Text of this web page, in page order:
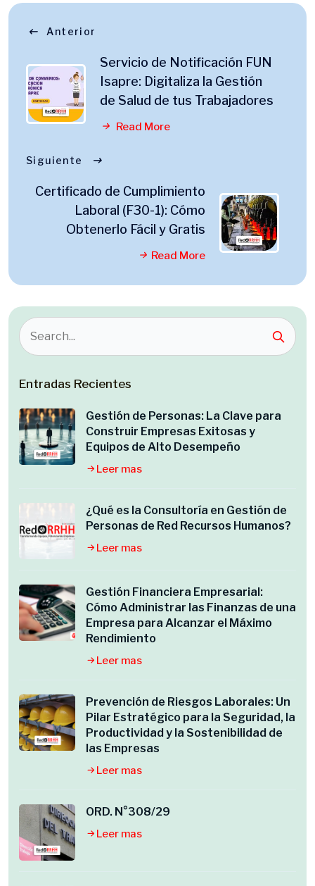
Anterior
Servicio de Notificación FUN
Isapre: Digitaliza la Gestión
de Salud de tus Trabajadores
Read More
Siguiente
Certificado de Cumplimiento
Laboral (F30-1): Cómo
Obtenerlo Fácil y Gratis
Read More
Entradas Recientes
Gestión de Personas: La Clave para
Construir Empresas Exitosas y
Equipos de Alto Desempeño
Leer mas
¿Qué es la Consultoría en Gestión de
Personas de Red Recursos Humanos?
Leer mas
Gestión Financiera Empresarial:
Cómo Administrar las Finanzas de una
Empresa para Alcanzar el Máximo
Rendimiento
Leer mas
Prevención de Riesgos Laborales: Un
Pilar Estratégico para la Seguridad, la
Productividad y la Sostenibilidad de
las Empresas
Leer mas
ORD. N°308/29
Leer mas